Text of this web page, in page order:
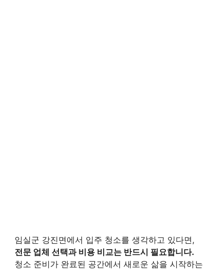
임실군 강진면에서 입주 청소를 생각하고 있다면,
전문 업체 선택과 비용 비교는 반드시 필요합니다.
청소 준비가 완료된 공간에서 새로운 삶을 시작하는